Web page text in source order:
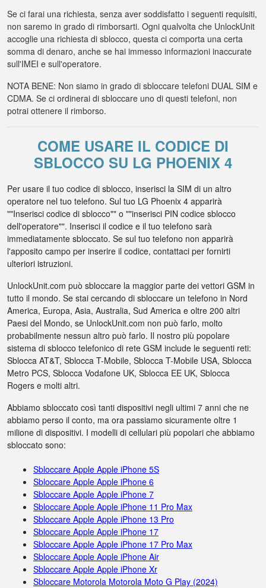
Se ci farai una richiesta, senza aver soddisfatto i seguenti requisiti,
non saremo in grado di rimborsarti. Ogni qualvolta che UnlockUnit
accoglie una richiesta di sblocco, questa ci comporta una certa
somma di denaro, anche se hai immesso informazioni inaccurate
sull'IMEI e sull'operatore.
NOTA BENE: Non siamo in grado di sbloccare telefoni DUAL SIM e
CDMA. Se ci ordinerai di sbloccare uno di questi telefoni, non
potrai ottenere il rimborso.
COME USARE IL CODICE DI
SBLOCCO SU LG PHOENIX 4
Per usare il tuo codice di sblocco, inserisci la SIM di un altro
operatore nel tuo telefono. Sul tuo LG Phoenix 4 apparirà
""Inserisci codice di sblocco"" o ""inserisci PIN codice sblocco
dell'operatore"". Inserisci il codice e il tuo telefono sarà
immediatamente sbloccato. Se sul tuo telefono non apparirà
l'apposito campo per inserire il codice, contattaci per fornirti
ulteriori istruzioni.
UnlockUnit.com può sbloccare la maggior parte dei vettori GSM in
tutto il mondo. Se stai cercando di sbloccare un telefono in Nord
America, Europa, Asia, Australia, Sud America e oltre 200 altri
Paesi del Mondo, se UnlockUnit.com non può farlo, molto
probabilmente nessun altro può farlo. Il nostro più popolare
sistema di sblocco telefonico di rete GSM include le seguenti reti:
Sblocca AT&T, Sblocca T-Mobile, Sblocca T-Mobile USA, Sblocca
Metro PCS, Sblocca Vodafone UK, Sblocca EE UK, Sblocca
Rogers e molti altri.
Abbiamo sbloccato così tanti dispositivi negli ultimi 7 anni che ne
abbiamo perso il conto, ma ora passiamo sicuramente oltre 1
milione di dispositivi. I modelli di cellulari più popolari che abbiamo
sbloccato sono:
Sbloccare Apple Apple iPhone 5S
Sbloccare Apple Apple iPhone 6
Sbloccare Apple Apple iPhone 7
Sbloccare Apple Apple iPhone 11 Pro Max
Sbloccare Apple Apple iPhone 13 Pro
Sbloccare Apple Apple iPhone 17
Sbloccare Apple Apple iPhone 17 Pro Max
Sbloccare Apple Apple iPhone Air
Sbloccare Apple Apple iPhone Xr
Sbloccare Motorola Motorola Moto G Play (2024)